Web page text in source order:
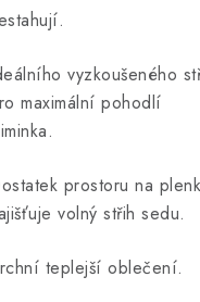
vyzkoušeného
maximální pohodlí
prostoru na
volný střih sedu.
teplejší oblečení.